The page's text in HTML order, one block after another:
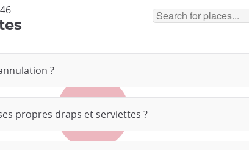
?
propres draps et serviettes ?